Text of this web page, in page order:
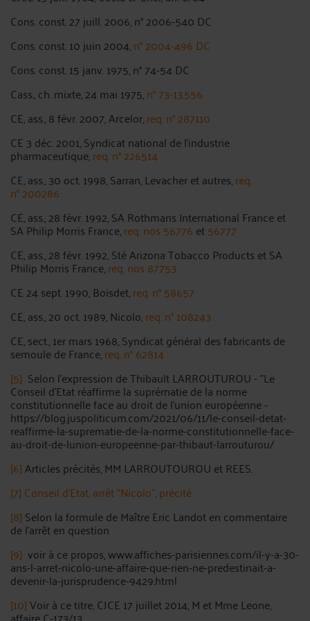
Cons. const. 27 juill. 2006, n° 2006-540 DC
Cons. const. 10 juin 2004,n° 2004-496 DC
Cons. const. 15 janv. 1975, n° 74-54 DC
Cass., ch. mixte, 24 mai 1975,n° 73-13.556
CE, ass., 8 févr. 2007, Arcelor,req. n° 287110
CE 3 déc. 2001, Syndicat national de l'industrie
pharmaceutique,req. n° 226514
CE, ass., 30 oct. 1998, Sarran, Levacher et autres,req.
n° 200286
CE, ass., 28 févr. 1992, SA Rothmans International France et
SA Philip Morris France,req. nos 56776 et56777
CE, ass., 28 févr. 1992, Sté Arizona Tobacco Products et SA
Philip Morris France,req. nos 87753
CE 24 sept. 1990, Boisdet,req. n° 58657
CE, ass., 20 oct. 1989, Nicolo,req. n° 108243
CE, sect., 1er mars 1968, Syndicat général des fabricants de
semoule de France,req. n° 62814
[5] Selon l'expression de Thibault LARROUTUROU - "Le
Conseil d'Etat réaffirme la suprématie de la norme
constitutionnelle face au droit de l'union européenne -
https://blog.juspoliticum.com/2021/06/11/le-conseil-detat-
reaffirme-la-suprematie-de-la-norme-constitutionnelle-face-
au-droit-de-lunion-europeenne-par-thibaut-larrouturou/
[6]Articles précités, MM LARROUTOUROU et REES.
[7] Conseil d'Etat, arrêt "Nicolo", précité.
[8] Selon la formule de Maître Eric Landot en commentaire
de l'arrêt en question
[9] voir à ce propos, www.affiches-parisiennes.com/il-y-a-30-
ans-l-arret-nicolo-une-affaire-que-rien-ne-predestinait-a-
devenir-la-jurisprudence-9429.html
[10]Voir à ce titre, CJCE 17 juillet 2014, M et Mme Leone,